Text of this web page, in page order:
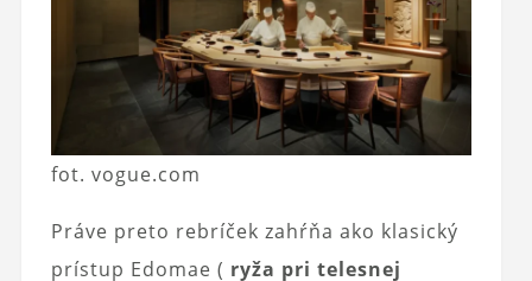
fot. vogue.com
Práve preto rebríček zahŕňa ako klasický
prístup Edomae ( ryža pri telesnej